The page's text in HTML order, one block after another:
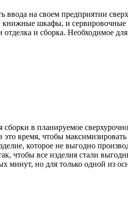
ввода на своем предприятии
книжные шкафы, и
и сборка. Необходимое
в планируемое
время, чтобы
которое не выгодно
чтобы все изделия стали
минут, но для только одной из